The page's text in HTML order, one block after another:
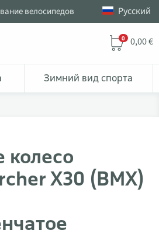
велосипедов Pусский
0 0,00 €
Зимний вид спорта
колесо
X30 (BMX)